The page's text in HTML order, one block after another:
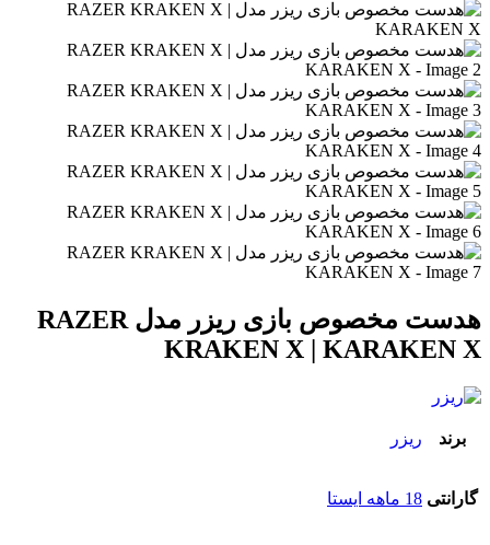
هدست مخصوص بازی ریزر مدل RAZER
KRAKEN X | KARAKEN X
برند ریزر
گارانتی 18 ماهه ایستا